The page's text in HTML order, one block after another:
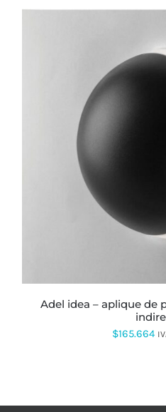
adel idea – aplique de pared led iluminación
$165.664